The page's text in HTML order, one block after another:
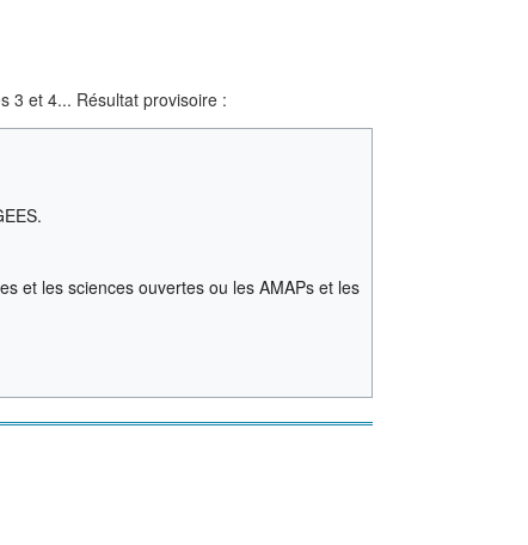
3 et 4... Résultat provisoire :
et les sciences ouvertes ou les AMAPs et les